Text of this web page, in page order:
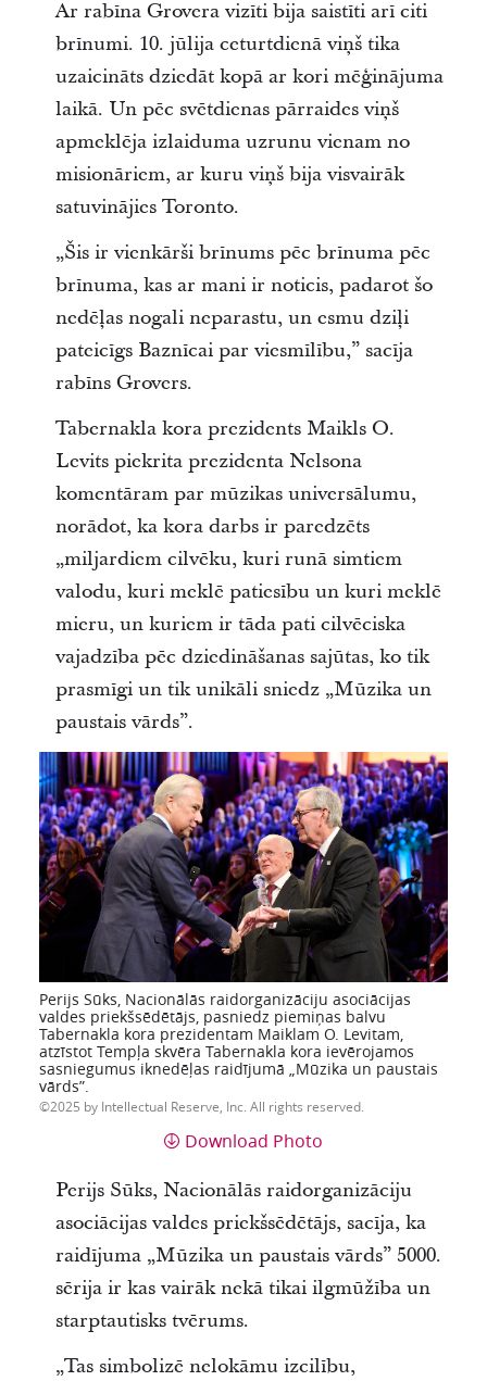
Ar rabīna Grovera vizīti bija saistīti arī citi
brīnumi. 10. jūlija ceturtdienā viņš tika
uzaicināts dziedāt kopā ar kori mēģinājuma
laikā. Un pēc svētdienas pārraides viņš
apmeklēja izlaiduma uzrunu vienam no
misionāriem, ar kuru viņš bija visvairāk
satuvinājies Toronto.
„Šis ir vienkārši brīnums pēc brīnuma pēc
brīnuma, kas ar mani ir noticis, padarot šo
nedēļas nogali neparastu, un esmu dziļi
pateicīgs Baznīcai par viesmīlību,” sacīja
rabīns Grovers.
Tabernakla kora prezidents Maikls O.
Levits piekrita prezidenta Nelsona
komentāram par mūzikas universālumu,
norādot, ka kora darbs ir paredzēts
„miljardiem cilvēku, kuri runā simtiem
valodu, kuri meklē patiesību un kuri meklē
mieru, un kuriem ir tāda pati cilvēciska
vajadzība pēc dziedināšanas sajūtas, ko tik
prasmīgi un tik unikāli sniedz „Mūzika un
paustais vārds”.
Perijs Sūks, Nacionālās raidorganizāciju asociācijas
valdes priekšsēdētājs, pasniedz piemiņas balvu
Tabernakla kora prezidentam Maiklam O. Levitam,
atzīstot Tempļa skvēra Tabernakla kora ievērojamos
sasniegumus iknedēļas raidījumā „Mūzika un paustais
vārds”.
2025 by Intellectual Reserve, Inc. All rights reserved.
Download Photo
Perijs Sūks, Nacionālās raidorganizāciju
asociācijas valdes priekšsēdētājs, sacīja, ka
raidījuma „Mūzika un paustais vārds” 5000.
sērija ir kas vairāk nekā tikai ilgmūžība un
starptautisks tvērums.
„Tas simbolizē nelokāmu izcilību,